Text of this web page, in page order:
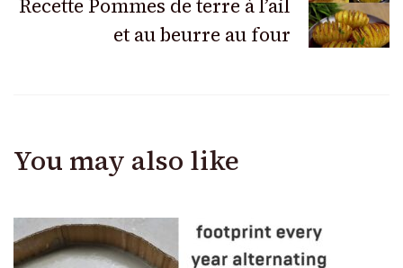
Recette Pommes de terre à l’ail
et au beurre au four
You may also like